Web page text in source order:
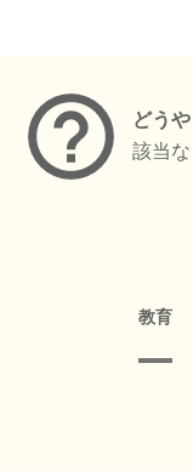
どう
該当な
教育